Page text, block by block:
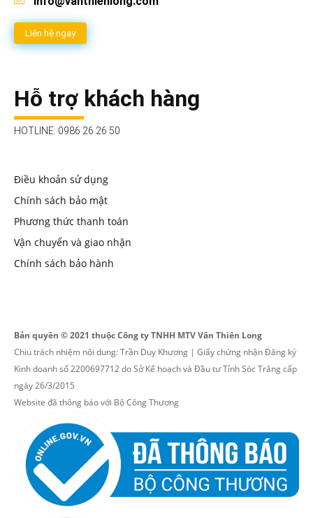
Liên hệ ngay
Hỗ trợ khách hàng
HOTLINE: 0986 26 26 50
Điều khoản sử dụng
Chính sách bảo mật
Phương thức thanh toán
Vận chuyển và giao nhận
Chính sách bảo hành
Bản quyền © 2021 thuộc Công ty TNHH MTV Vân Thiên Long
Chịu trách nhiệm nội dung: Trần Duy Khương | Giấy chứng nhận Đăng ký
Kinh doanh số 2200697712 do Sở Kế hoạch và Đầu tư Tỉnh Sóc Trăng cấp
ngày 26/3/2015
Website đã thông báo với Bộ Công Thương